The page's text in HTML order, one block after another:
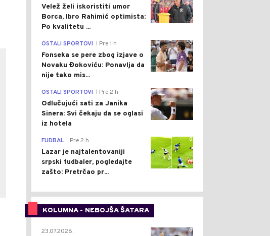
Velež želi iskoristiti umor
Borca, Ibro Rahimić optimista:
Po kvalitetu ...
0
OSTALI SPORTOVI Pre 1 h
Fonseka se pere zbog izjave o
Novaku Đokoviću: Ponavlja da
nije tako mis...
0
OSTALI SPORTOVI Pre 2 h
Odlučujući sati za Janika
Sinera: Svi čekaju da se oglasi
iz hotela
0
FUDBAL Pre 2 h
Lazar je najtalentovaniji
srpski fudbaler, pogledajte
zašto: Pretrčao pr...
KOLUMNA - NEBOJŠA ŠATARA
0
23.07.2026.